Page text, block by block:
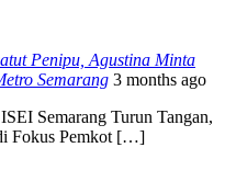
Penipu, Agustina Minta
Semarang 3 months ago
Semarang Turun Tangan,
Fokus Pemkot […]